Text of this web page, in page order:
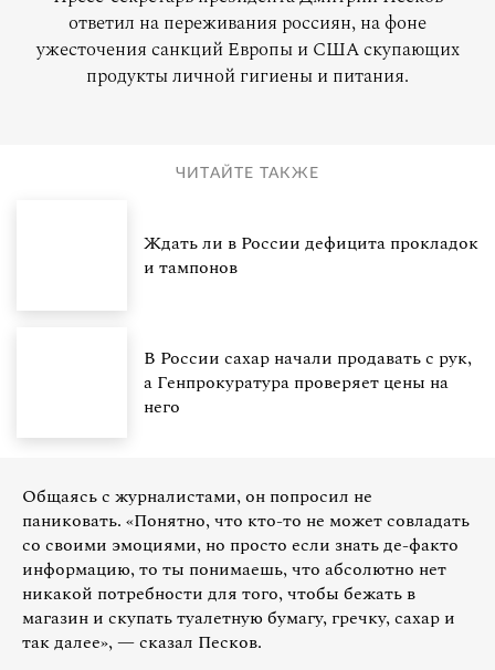
ответил на переживания россиян, на фоне
ужесточения санкций Европы и США скупающих
продукты личной гигиены и питания.
ЧИТАЙТЕ ТАКЖЕ
Ждать ли в России дефицита прокладок
и тампонов
В России сахар начали продавать с рук,
а Генпрокуратура проверяет цены на
него
Общаясь с журналистами, он попросил не
паниковать. «Понятно, что кто-то не может совладать
со своими эмоциями, но просто если знать де-факто
информацию, то ты понимаешь, что абсолютно нет
никакой потребности для того, чтобы бежать в
магазин и скупать туалетную бумагу, гречку, сахар и
так далее», — сказал Песков.